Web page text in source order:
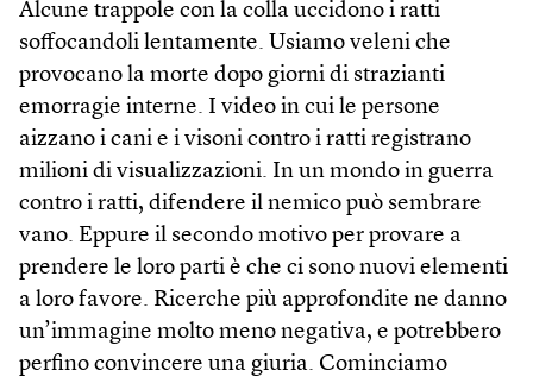
Alcune trappole con la colla uccidono i ratti
soffocandoli lentamente. Usiamo veleni che
provocano la morte dopo giorni di strazianti
emorragie interne. I video in cui le persone
aizzano i cani e i visoni contro i ratti registrano
milioni di visualizzazioni. In un mondo in guerra
contro i ratti, difendere il nemico può sembrare
vano. Eppure il secondo motivo per provare a
prendere le loro parti è che ci sono nuovi elementi
a loro favore. Ricerche più approfondite ne danno
un’immagine molto meno negativa, e potrebbero
perfino convincere una giuria. Cominciamo